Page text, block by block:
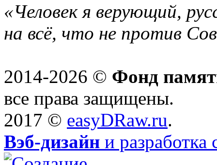
«Человек я верующий,
на всё, что не против
2014-2026 © Фонд
все права защищены.
2017 © easyDRaw.ru.
Вэб-дизайн и разработка